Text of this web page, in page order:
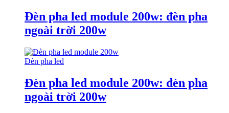
Đèn pha led module 200w: đèn pha
ngoài trời 200w
Đèn pha led
Đèn pha led module 200w: đèn pha
ngoài trời 200w